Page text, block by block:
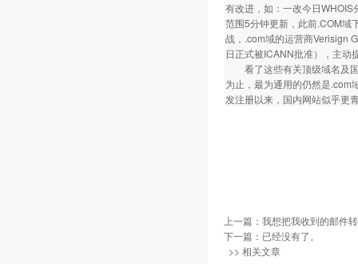
有改进，如：一改今日
范围5分钟更新，此前.COM域
战，.com域的运营商Verisign
日正式被ICANN批准），主动
看了这些有关顶级域名及国
为止，最为通用的仍然是.com
发注册以来，国内网站似乎
上一篇： 我想把我收到的邮件
下一篇：已经没有了。
>> 相关文章